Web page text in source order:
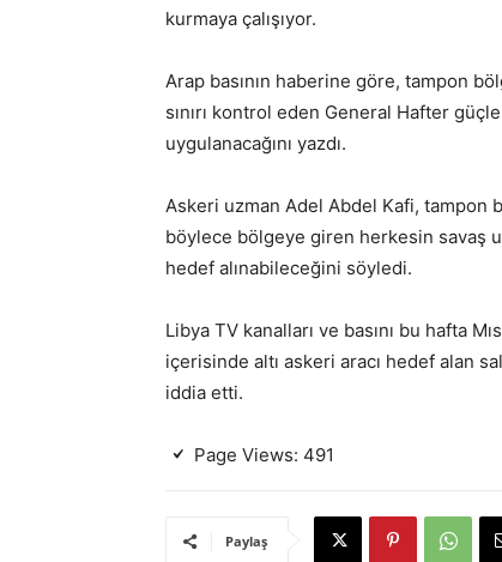
kurmaya çalışıyor.
Arap basının haberine göre, tampon
sınırı kontrol eden General Hafter
uygulanacağını yazdı.
Askeri uzman Adel Abdel Kafi, tampon
böylece bölgeye giren herkesin savaş
hedef alınabileceğini söyledi.
Libya TV kanalları ve basını bu hafta
içerisinde altı askeri aracı hedef alan
iddia etti.
Page Views: 491
Paylaş